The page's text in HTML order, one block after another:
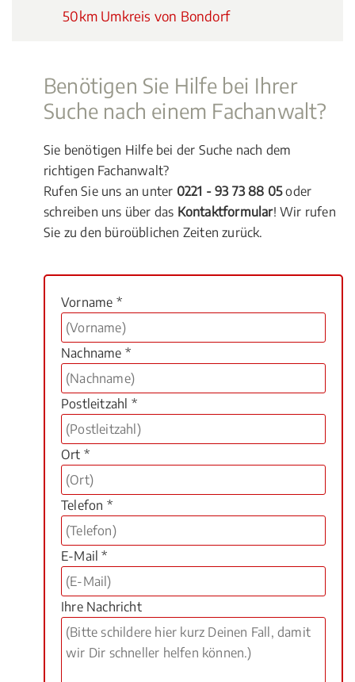
50km Umkreis von Bondorf
Benötigen Sie Hilfe bei Ihrer
Suche nach einem Fachanwalt?
Sie benötigen Hilfe bei der Suche nach dem
richtigen Fachanwalt?
Rufen Sie uns an unter 0221 - 93 73 88 05oder
schreiben uns über das Kontaktformular! Wir rufen
Sie zu den büroüblichen Zeiten zurück.
Vorname *
Nachname *
Postleitzahl *
Ort *
Telefon *
E-Mail *
Ihre Nachricht